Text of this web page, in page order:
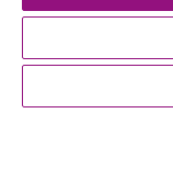
Klantenservice